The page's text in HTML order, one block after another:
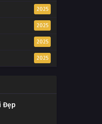
2025
2025
2025
2025
Đẹp